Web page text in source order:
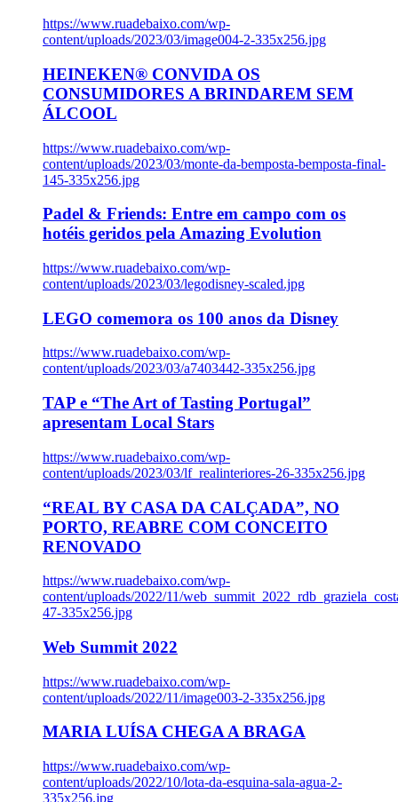
https://www.ruadebaixo.com/wp-
content/uploads/2023/03/image004-2-335x256.jpg
HEINEKEN® CONVIDA OS
CONSUMIDORES A BRINDAREM SEM
ÁLCOOL
https://www.ruadebaixo.com/wp-
content/uploads/2023/03/monte-da-bemposta-bemposta-final-
145-335x256.jpg
Padel & Friends: Entre em campo com os
hotéis geridos pela Amazing Evolution
https://www.ruadebaixo.com/wp-
content/uploads/2023/03/legodisney-scaled.jpg
LEGO comemora os 100 anos da Disney
https://www.ruadebaixo.com/wp-
content/uploads/2023/03/a7403442-335x256.jpg
TAP e “The Art of Tasting Portugal”
apresentam Local Stars
https://www.ruadebaixo.com/wp-
content/uploads/2023/03/lf_realinteriores-26-335x256.jpg
“REAL BY CASA DA CALÇADA”, NO
PORTO, REABRE COM CONCEITO
RENOVADO
https://www.ruadebaixo.com/wp-
content/uploads/2022/11/
47-335x256.jpg
Web Summit 2022
https://www.ruadebaixo.com/wp-
content/uploads/2022/11/image003-2-335x256.jpg
MARIA LUÍSA CHEGA A BRAGA
https://www.ruadebaixo.com/wp-
content/uploads/2022/10/lota-da-esquina-sala-agua-2-
335x256.jpg